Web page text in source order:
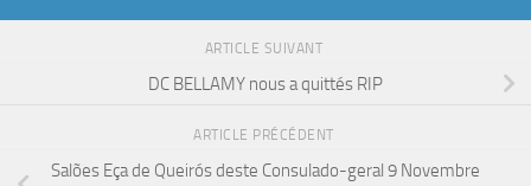
ARTICLE SUIVANT
DC BELLAMY nous a quittés RIP
ARTICLE PRÉCÉDENT
Salões Eça de Queirós deste Consulado-geral 9 Novembre